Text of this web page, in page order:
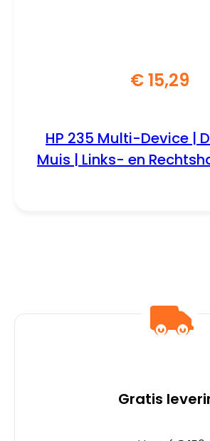
€15,29
HP 235 Multi-Device |
Muis | Links- en
Gratis